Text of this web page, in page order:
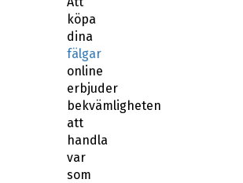
köpa
dina
fälgar
online
erbjuder
bekvämligheten
att
handla
var
som